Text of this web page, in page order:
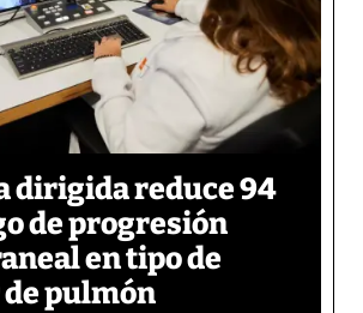
dirigida reduce 94
de progresión
en tipo de
pulmón